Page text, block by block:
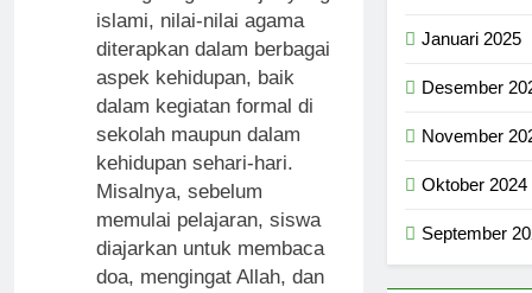
islami, nilai-nilai agama
diterapkan dalam berbagai
aspek kehidupan, baik
dalam kegiatan formal di
sekolah maupun dalam
kehidupan sehari-hari.
Misalnya, sebelum
memulai pelajaran, siswa
diajarkan untuk membaca
doa, mengingat Allah, dan
Januari 2025
Desember
November
Oktober 2024
September